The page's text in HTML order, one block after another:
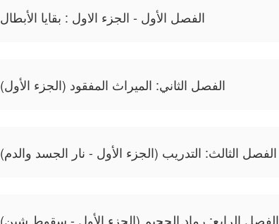
الفصل الأول - الجزء الاول : بقايا الأبطال
الفصل الثاني: الميراث المفقود (الجزء الأول)
الفصل الثالث: التدريب (الجزء الأول - نار الجسد والدم)
الفصل الرابع: رماد الجحيم (الجزء الأول - سقوط شين)